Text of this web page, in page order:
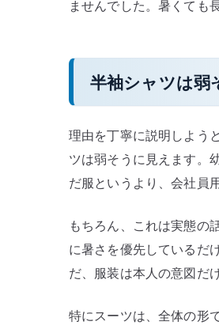
ませんでした。暑くても
半袖シャツは弱
理由を丁寧に説明しよう
ツは弱そうに見えます。
だ服というより、会社員
もちろん、これは実態の
に暑さを優先しているだ
だ、服装は本人の意図だ
特にスーツは、全体の形